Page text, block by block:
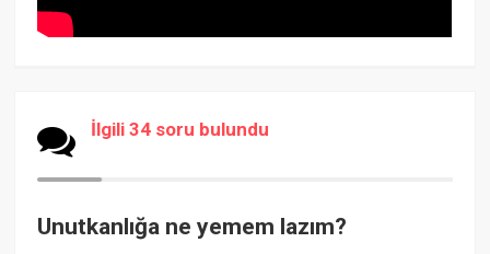
İlgili 34 soru bulundu
Unutkanlığa ne yemem lazım?